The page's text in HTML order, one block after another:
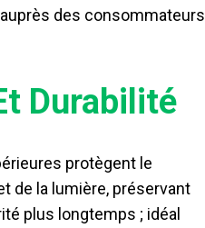
des consommateurs
Durabilité
protègent le
de la lumière, préservant
plus longtemps ; idéal